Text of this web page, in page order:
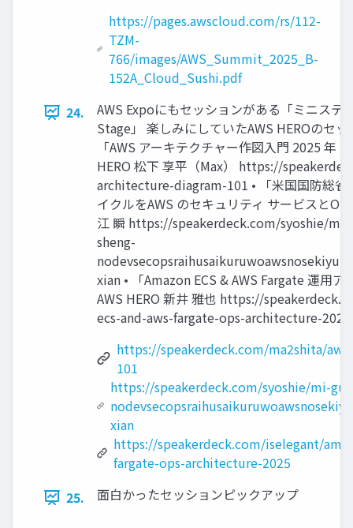
https://pages.awscloud.com/rs/112-
TZM-
766/images/AWS_Summit_2025_B-
152A_Cloud_Sushi.pdf
24.
AWS Expoにもセッションがある「ミニス
Stage」 楽しみにしていたAWS HEROのセ
「AWS アーキテクチャー作図入門 2025 年
HERO 松下 享平（Max） https://
architecture-diagram-101 • 「米国国防総省
イクルをAWS のセキュリティ サービスと
江 瞬 https://speakerdeck.com/syoshie/
sheng-
xian • 「Amazon ECS & AWS Fargate 運用
AWS HERO 新井 雅也 https://
ecs-and-aws-fargate-ops-architecture-2025
https://speakerdeck.com/ma2shita/
101
https://speakerdeck.com/syoshie/mi-
xian
https://speakerdeck.com/iselegant/
fargate-ops-architecture-2025
25.
面白かったセッションピックアップ